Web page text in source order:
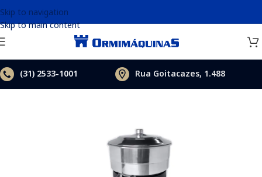
Skip to navigation
Skip to main content
(31) 2533-1001 Rua Goitacazes, 1.488